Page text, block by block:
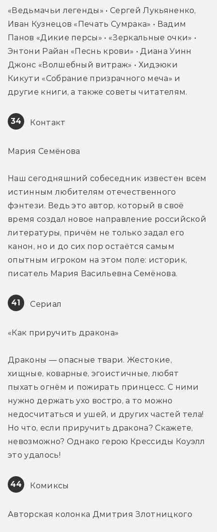
«Ведьмачьи легенды» • Сергей Лукьяненко,
Иван Кузнецов «Печать Сумрака» • Вадим
Панов «Дикие персы» • «Зеркальные очки» •
Энтони Райан «Песнь крови» • Диана Уинн
Джонс «Волшебный витраж» • Хидэюки
Кикути «Собрание призрачного меча» и
другие книги, а также советы читателям.
34 Контакт
Мария Семёнова
Наш сегодняшний собеседник известен всем
истинным любителям отечественного
фэнтези. Ведь это автор, который в своё
время создал новое направление российской
литературы, причём не только задал его
канон, но и до сих пор остаётся самым
опытным игроком на этом поле: историк,
писатель Мария Васильевна Семёнова.
41 Сериал
«Как приручить дракона»
Драконы — опасные твари. Жестокие,
хищные, коварные, эгоистичные, любят
пыхать огнём и пожирать принцесс. С ними
нужно держать ухо востро, а то можно
недосчитаться и ушей, и других частей тела!
Но что, если приручить дракона? Скажете,
невозможно? Однако герою Крессиды Коуэлл
это удалось!
44 Комиксы
Авторская колонка Дмитрия Злотницкого